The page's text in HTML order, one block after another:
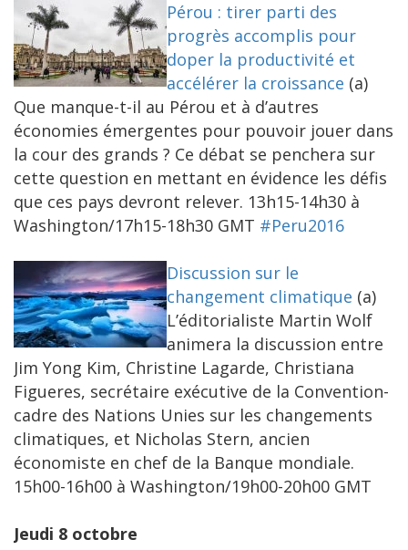
Pérou : tirer parti des
progrès accomplis pour
doper la productivité et
accélérer la croissance (a)
Que manque-t-il au Pérou et à d’autres
économies émergentes pour pouvoir jouer dans
la cour des grands ? Ce débat se penchera sur
cette question en mettant en évidence les défis
que ces pays devront relever. 13h15-14h30 à
Washington/17h15-18h30 GMT #Peru2016
Discussion sur le
changement climatique (a)
L’éditorialiste Martin Wolf
animera la discussion entre
Jim Yong Kim, Christine Lagarde, Christiana
Figueres, secrétaire exécutive de la Convention-
cadre des Nations Unies sur les changements
climatiques, et Nicholas Stern, ancien
économiste en chef de la Banque mondiale.
15h00-16h00 à Washington/19h00-20h00 GMT
Jeudi 8 octobre